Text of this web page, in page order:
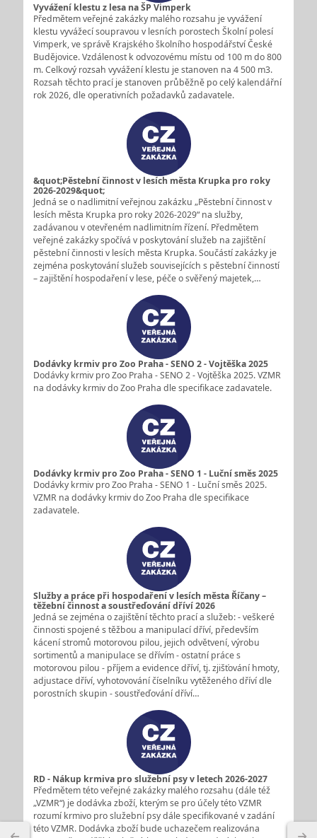
Vyvážení klestu z lesa na ŠP Vimperk
Předmětem veřejné zakázky malého rozsahu je vyvážení
klestu vyvážecí soupravou v lesních porostech Školní polesí
Vimperk, ve správě Krajského školního hospodářství České
Budějovice. Vzdálenost k odvozovému místu od 100 m do 800
m. Celkový rozsah vyvážení klestu je stanoven na 4 500 m3.
Rozsah těchto prací je stanoven průběžně po celý kalendářní
rok 2026, dle operativních požadavků zadavatele.
&quot;Pěstební činnost v lesích města Krupka pro roky
2026-2029&quot;
Jedná se o nadlimitní veřejnou zakázku „Pěstební činnost v
lesích města Krupka pro roky 2026-2029“ na služby,
zadávanou v otevřeném nadlimitním řízení. Předmětem
veřejné zakázky spočívá v poskytování služeb na zajištění
pěstební činnosti v lesích města Krupka. Součástí zakázky je
zejména poskytování služeb souvisejících s pěstební činností
– zajištění hospodaření v lese, péče o svěřený majetek,…
Dodávky krmiv pro Zoo Praha - SENO 2 - Vojtěška 2025
Dodávky krmiv pro Zoo Praha - SENO 2 - Vojtěška 2025. VZMR
na dodávky krmiv do Zoo Praha dle specifikace zadavatele.
Dodávky krmiv pro Zoo Praha - SENO 1 - Luční směs 2025
Dodávky krmiv pro Zoo Praha - SENO 1 - Luční směs 2025.
VZMR na dodávky krmiv do Zoo Praha dle specifikace
zadavatele.
Služby a práce při hospodaření v lesích města Říčany –
těžební činnost a soustřeďování dříví 2026
Jedná se zejména o zajištění těchto prací a služeb: - veškeré
činnosti spojené s těžbou a manipulací dříví, především
kácení stromů motorovou pilou, jejich odvětvení, výrobu
sortimentů a manipulace se dřívím - ostatní práce s
motorovou pilou - příjem a evidence dříví, tj. zjišťování hmoty,
adjustace dříví, vyhotovování číselníku vytěženého dříví dle
porostních skupin - soustřeďování dříví…
RD - Nákup krmiva pro služební psy v letech 2026-2027
Předmětem této veřejné zakázky malého rozsahu (dále též
„VZMR“) je dodávka zboží, kterým se pro účely této VZMR
rozumí krmivo pro služební psy dále specifikované v zadání
této VZMR. Dodávka zboží bude uchazečem realizována